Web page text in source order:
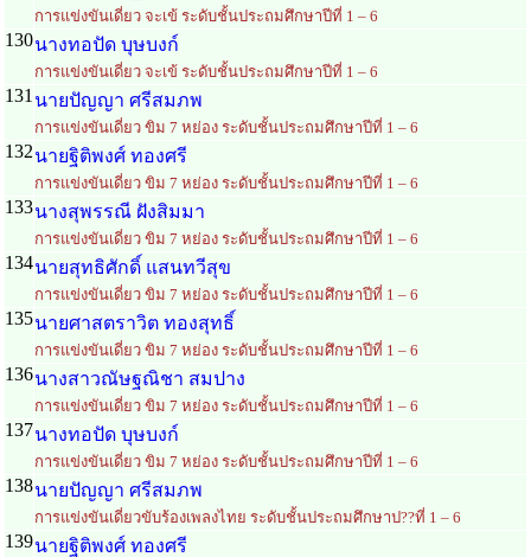
การแข่งขันเดี่ยว จะเข้ ระดับชั้นประถมศึกษาปีที่ 1 – 6
130นางทอปัด บุษบงก์
การแข่งขันเดี่ยว จะเข้ ระดับชั้นประถมศึกษาปีที่ 1 – 6
131 นายปัญญา ศรีสมภพ
การแข่งขันเดี่ยว ขิม 7 หย่อง ระดับชั้นประถมศึกษาปีที่ 1 – 6
132นายฐิติพงศ์ ทองศรี
การแข่งขันเดี่ยว ขิม 7 หย่อง ระดับชั้นประถมศึกษาปีที่ 1 – 6
133นางสุพรรณี ฝังสิมมา
การแข่งขันเดี่ยว ขิม 7 หย่อง ระดับชั้นประถมศึกษาปีที่ 1 – 6
134นายสุทธิศักดิ์ แสนทวีสุข
การแข่งขันเดี่ยว ขิม 7 หย่อง ระดับชั้นประถมศึกษาปีที่ 1 – 6
135นายศาสตราวิต ทองสุทธิ์
การแข่งขันเดี่ยว ขิม 7 หย่อง ระดับชั้นประถมศึกษาปีที่ 1 – 6
136นางสาวณัษฐณิชา สมปาง
การแข่งขันเดี่ยว ขิม 7 หย่อง ระดับชั้นประถมศึกษาปีที่ 1 – 6
137นางทอปัด บุษบงก์
การแข่งขันเดี่ยว ขิม 7 หย่อง ระดับชั้นประถมศึกษาปีที่ 1 – 6
138นายปัญญา ศรีสมภพ
การแข่งขันเดี่ยวขับร้องเพลงไทย ระดับชั้นประถมศึกษาป??ที่ 1 – 6
139นายฐิติพงศ์ ทองศรี